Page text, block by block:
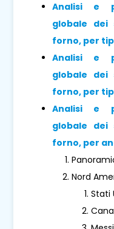
Analisi e
globale
forno, per
Analisi e
globale
forno, per
Analisi e
globale
forno, per
Nord
Stati